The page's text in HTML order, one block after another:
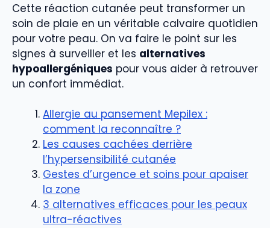
Cette réaction cutanée peut transformer un
soin de plaie en un véritable calvaire quotidien
pour votre peau. On va faire le point sur les
signes à surveiller et les alternatives
hypoallergéniques pour vous aider à retrouver
un confort immédiat.
Allergie au pansement Mepilex :
comment la reconnaître ?
Les causes cachées derrière
l’hypersensibilité cutanée
Gestes d’urgence et soins pour apaiser
la zone
3 alternatives efficaces pour les peaux
ultra-réactives